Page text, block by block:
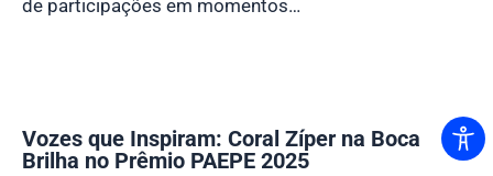
de participações em momentos…
Vozes que Inspiram: Coral Zíper na Boca
Brilha no Prêmio PAEPE 2025